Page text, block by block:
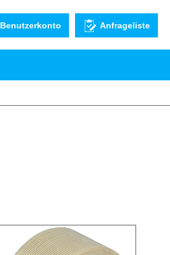
Benutzerkonto Anfrageliste